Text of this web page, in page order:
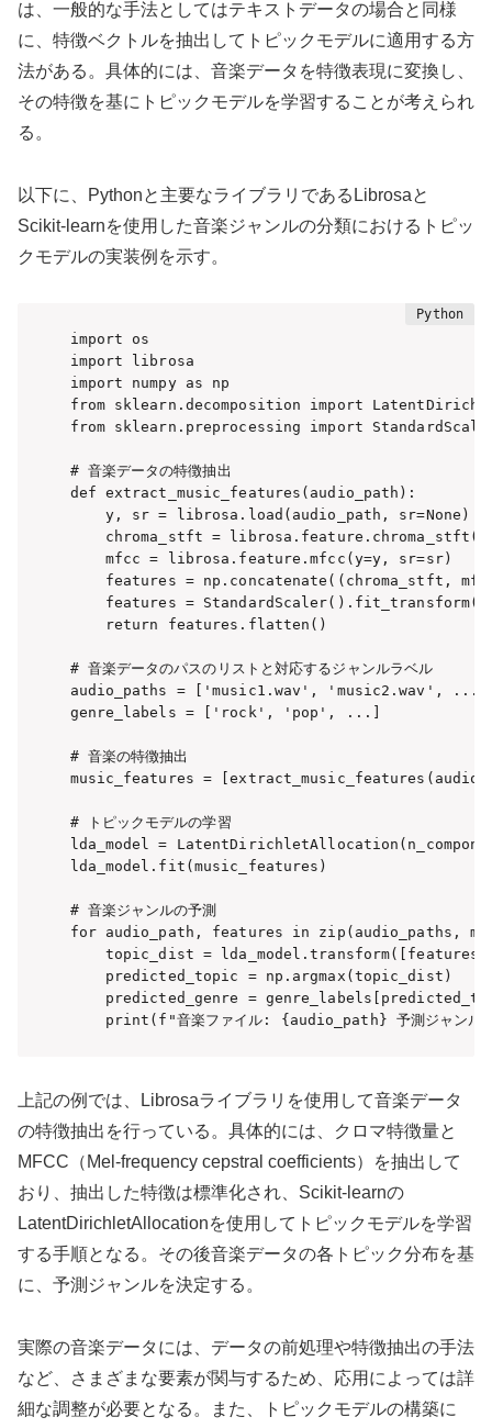
は、一般的な手法としてはテキストデータの場合と同様
に、特徴ベクトルを抽出してトピックモデルに適用する方
法がある。具体的には、音楽データを特徴表現に変換し、
その特徴を基にトピックモデルを学習することが考えられ
る。
以下に、Pythonと主要なライブラリであるLibrosaと
Scikit-learnを使用した音楽ジャンルの分類におけるトピッ
クモデルの実装例を示す。
import os
import librosa
import numpy as np
from sklearn.decomposition import
from sklearn.preprocessing import
# 音楽データの特徴抽出
def extract_music_features(audio_path):
    y, sr = librosa.load(audio_path, sr=None)
chroma_stft =
    mfcc = librosa.feature.mfcc(y=y, sr=sr)
features = np.concatenate((chroma_stft,
features =
    return features.flatten()
# 音楽データのパスのリストと対応するジャンルラベル
audio_paths = ['music1.wav', 'music2.wav', ...]
genre_labels = ['rock', 'pop', ...]
# 音楽の特徴抽出
music_features =
# トピックモデルの学習
lda_model =
lda_model.fit(music_features)
# 音楽ジャンルの予測
for audio_path, features in zip(audio_paths,
topic_dist =
    predicted_topic = np.argmax(topic_dist)
predicted_genre =
print(f"音楽ファイル: {audio_path} 予測ジャン
上記の例では、Librosaライブラリを使用して音楽データ
の特徴抽出を行っている。具体的には、クロマ特徴量と
MFCC（Mel-frequency cepstral coefficients）を抽出して
おり、抽出した特徴は標準化され、Scikit-learnの
LatentDirichletAllocationを使用してトピックモデルを学習
する手順となる。その後音楽データの各トピック分布を基
に、予測ジャンルを決定する。
実際の音楽データには、データの前処理や特徴抽出の手法
など、さまざまな要素が関与するため、応用によっては詳
細な調整が必要となる。また、トピックモデルの構築に